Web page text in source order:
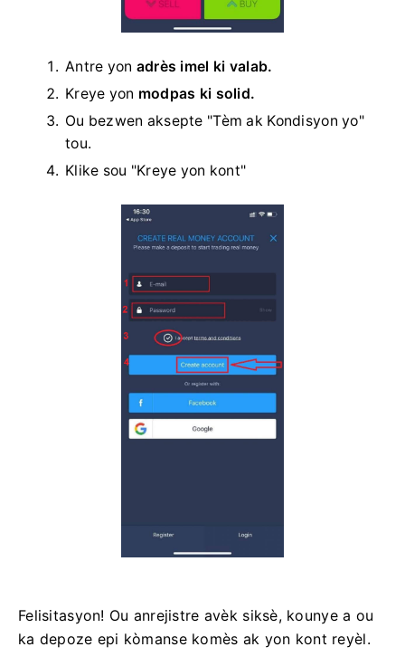
Antre yon adrès imel ki valab.
Kreye yon modpas ki solid.
Ou bezwen aksepte "Tèm ak Kondisyon yo"
tou.
Klike sou "Kreye yon kont"
Felisitasyon! Ou anrejistre avèk siksè, kounye a ou
ka depoze epi kòmanse komès ak yon kont reyèl.